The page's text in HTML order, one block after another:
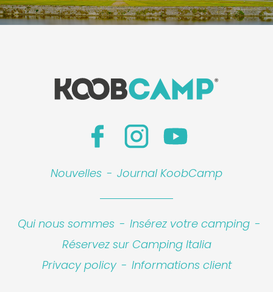
Nouvelles - Journal KoobCamp
Qui nous sommes - Insérez votre camping -
Réservez sur Camping Italia
Privacy policy - Informations client